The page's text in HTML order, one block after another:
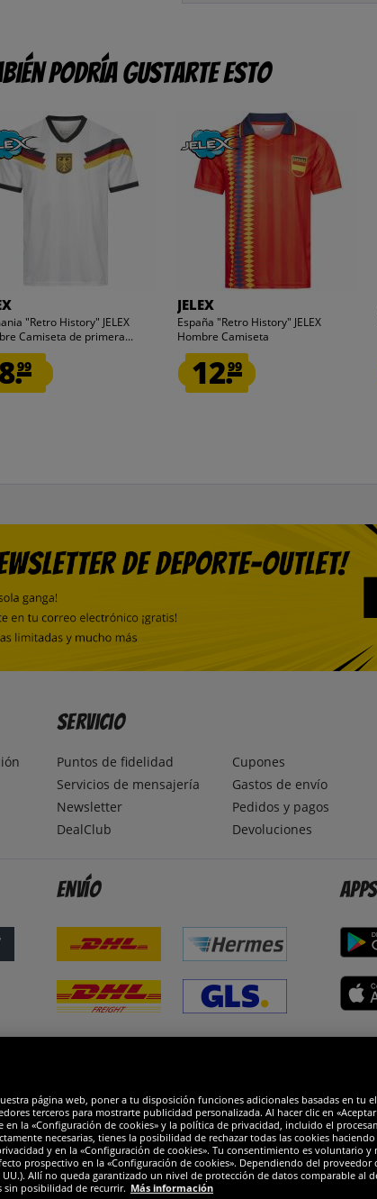
podría gustarte esto
"Retro History" JELEX
Camiseta de primera...
8.99
JELEX
España "Retro History" JELEX
Hombre Camiseta
12.99
Servicio
Puntos de fidelidad
Servicios de mensajería
Newsletter
DealClub
Cupones
Gastos de envío
Pedidos y pagos
Devoluciones
Envío Apps
página web, poner a tu disposición funciones adicionales basadas en tu
terceros para mostrarte publicidad personalizada. Al hacer clic en
la «Configuración de cookies» y la política de privacidad, incluido el
necesarias, tienes la posibilidad de rechazar todas las cookies
y en la «Configuración de cookies». Tu consentimiento es voluntario y
prospectivo en la «Configuración de cookies». Dependiendo del proveedor
Allí no queda garantizado un nivel de protección de datos comparable al de
sin posibilidad de recurrir. Más información